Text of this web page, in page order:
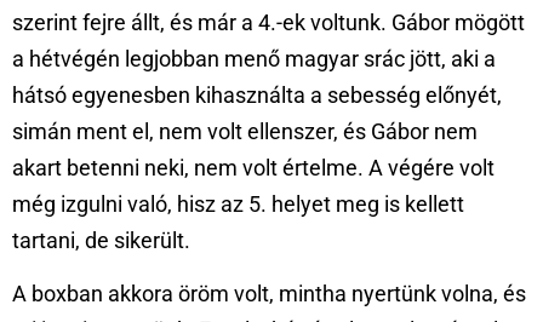
szerint fejre állt, és már a 4.-ek voltunk. Gábor mögött
a hétvégén legjobban menő magyar srác jött, aki a
hátsó egyenesben kihasználta a sebesség előnyét,
simán ment el, nem volt ellenszer, és Gábor nem
akart betenni neki, nem volt értelme. A végére volt
még izgulni való, hisz az 5. helyet meg is kellett
tartani, de sikerült.
A boxban akkora öröm volt, mintha nyertünk volna, és